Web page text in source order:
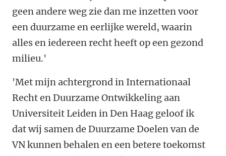
geen andere weg zie dan me inzetten voor
een duurzame en eerlijke wereld, waarin
alles en iedereen recht heeft op een gezond
milieu.'
'Met mijn achtergrond in Internationaal
Recht en Duurzame Ontwikkeling aan
Universiteit Leiden in Den Haag geloof ik
dat wij samen de Duurzame Doelen van de
VN kunnen behalen en een betere toekomst